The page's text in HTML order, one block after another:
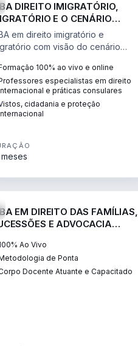
DIREITO IMIGRATÓRIO,
E O CENÁRIO
em direito imigratório e
com visão do cenário
e consultoria
100% ao vivo e online
especialistas em direito
e práticas consulares
cidadania e proteção
meses
EM DIREITO DAS FAMÍLIAS,
E ADVOCACIA
Ao Vivo
de Ponta
Docente Atuante e Capacitado